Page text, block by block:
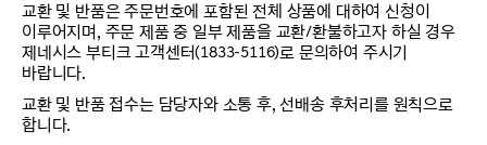
교환 및 반품은 주문번호에 포함된 전체 상품에 대하여 신청이
이루어지며, 주문 제품 중 일부 제품을 교환/환불하고자 하실 경우
제네시스 부티크 고객센터(1833-5116)로 문의하여 주시기
바랍니다.
교환 및 반품 접수는 담당자와 소통 후, 선배송 후처리를 원칙으로
합니다.